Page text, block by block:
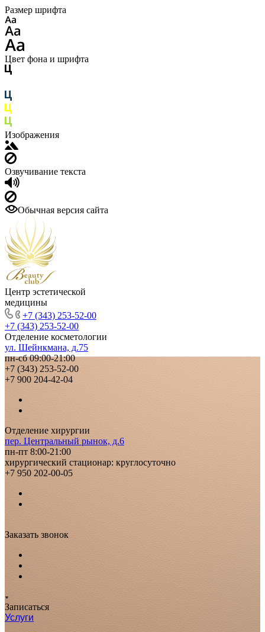
Размер шрифта
Цвет фона и шрифта
Изображения
Озвучивание текста
Обычная версия сайта
Центр эстетической
медицины
+7 (343) 253-52-00
+7 (343) 253-52-00
Отделение косметологии
ул. Шейнкмана, д.75
пн-сб 09:00-21:00
+7 (343) 253-52-00
+7 900 204-42-04
Отделение хирургии
пер. Центральный рынок, д.6
пн-пт 8:00-21:00
хирургический стационар: круглосуточно
+7 950 202-00-05
Заказать звонок
Записаться
Услуги